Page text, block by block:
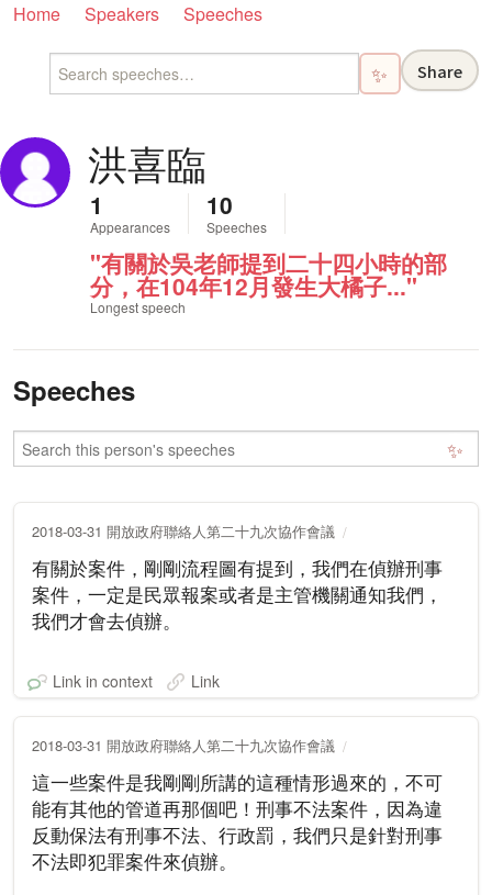
Home Speakers Speeches
✨ Share
洪喜臨
1
Appearances
10
Speeches
"有關於吳老師提到二十四小時的部
分，在104年12月發生大橘子..."
Longest speech
Speeches
✨
2018-03-31 開放政府聯絡人第二十九次協作會議
有關於案件，剛剛流程圖有提到，我們在偵辦刑事
案件，一定是民眾報案或者是主管機關通知我們，
我們才會去偵辦。
Link in context Link
2018-03-31 開放政府聯絡人第二十九次協作會議
這一些案件是我剛剛所講的這種情形過來的，不可
能有其他的管道再那個吧！刑事不法案件，因為違
反動保法有刑事不法、行政罰，我們只是針對刑事
不法即犯罪案件來偵辦。